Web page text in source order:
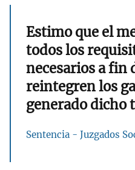
Estimo que el
todos los
necesarios a fin
reintegren los
generado dicho
Sentencia - Juzgados